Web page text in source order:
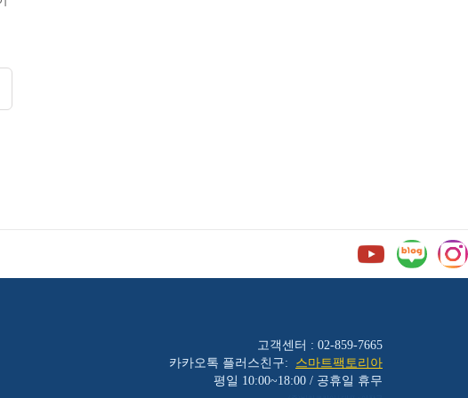
고객센터 : 02-859-7665
카카오톡 플러스친구:
스마트팩토리아
평일 10:00~18:00 / 공휴일 휴무